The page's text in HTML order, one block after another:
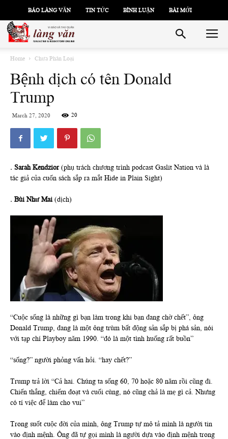
BÁO LÀNG VĂN TIN TỨC BÌNH LUẬN BÀI MỚI
Home Chưa Phân Loại
Bệnh dịch có tên Donald
Trump
March 27, 2020 20
. Sarah Kendzior(phụ trách chương trình podcast Gaslit Nation và là
tác giả của cuốn sách sắp ra mắt Hide in Plain Sight)
. Bùi Như Mai(dịch)
“Cuộc sống là những gì bạn làm trong khi bạn đang chờ chết”, ông
Donald Trump, đang là một ông trùm bất động sản sắp bị phá sản, nói
với tạp chí Playboy năm 1990. “đó là một tình huống rất buồn”
“sống?” người phỏng vấn hỏi. “hay chết?”
Trump trả lời “Cả hai. Chúng ta sống 60, 70 hoặc 80 năm rồi cũng đi.
Chiến thắng, chiếm đoạt và cuối cùng, nó cũng chả là mẹ gì cả. Nhưng
có tí việc để làm cho vui”
Trong suốt cuộc đời của mình, ông Trump tự mô tả mình là người tin
vào định mệnh. Ông đã tự gọi mình là người dựa vào định mệnh trong